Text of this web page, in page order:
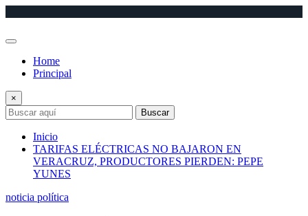
Home
Principal
×
Buscar
Inicio
TARIFAS ELÉCTRICAS NO BAJARON EN
VERACRUZ, PRODUCTORES PIERDEN: PEPE
YUNES
noticia política